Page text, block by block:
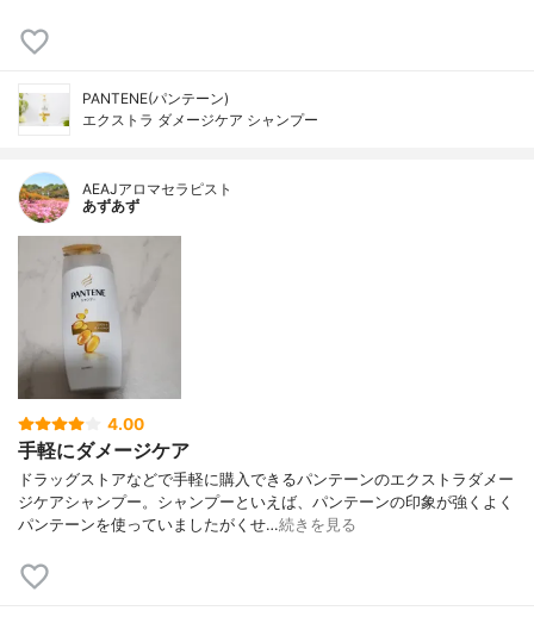
PANTENE(パンテーン)
エクストラ ダメージケア シャンプー
AEAJアロマセラピスト
あずあず
4.00
手軽にダメージケア
ドラッグストアなどで手軽に購入できるパンテーンのエクストラダメー
ジケアシャンプー。シャンプーといえば、パンテーンの印象が強くよく
パンテーンを使っていましたがくせ…続きを見る